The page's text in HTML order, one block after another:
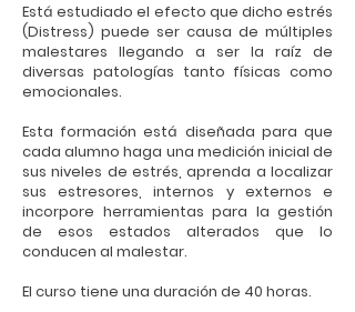
Está estudiado el efecto que dicho estrés
(Distress) puede ser causa de múltiples
malestares llegando a ser la raíz de
diversas patologías tanto físicas como
emocionales.
Esta formación está diseñada para que
cada alumno haga una medición inicial de
sus niveles de estrés, aprenda a localizar
sus estresores, internos y externos e
incorpore herramientas para la gestión
de esos estados alterados que lo
conducen al malestar.
El curso tiene una duración de 40 horas.